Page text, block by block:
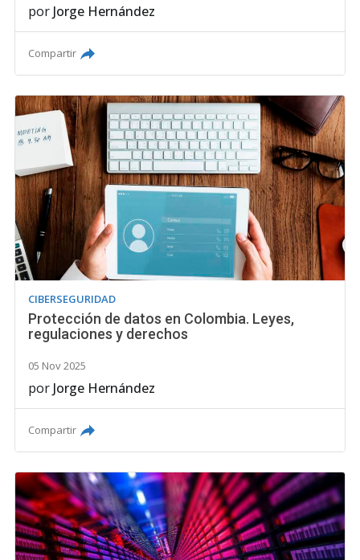
por Jorge Hernández
Compartir
CIBERSEGURIDAD
Protección de datos en Colombia. Leyes,
regulaciones y derechos
05 Nov 2025
por Jorge Hernández
Compartir